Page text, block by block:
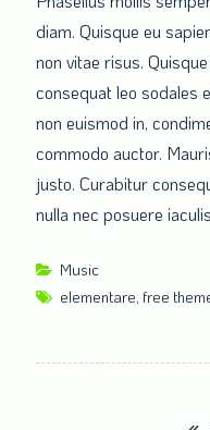
diam. Quisque eu
non vitae risus.
consequat leo sodales
non euismod in,
commodo auctor.
justo. Curabitur
nulla nec posuere
Music
elementare, free